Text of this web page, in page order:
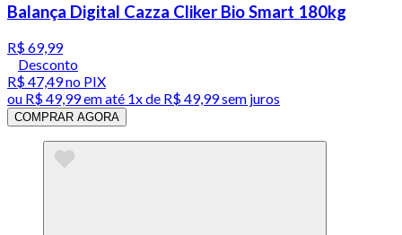
Balança Digital Cazza Cliker Bio Smart 180kg
R$ 69,99
Desconto
R$ 47,49no PIX
ou R$ 49,99em até 1x de R$ 49,99sem juros
COMPRAR AGORA